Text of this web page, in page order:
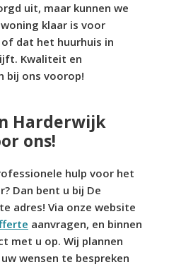
uit, maar kunnen we
klaar is voor
dat het huurhuis in
Kwaliteit en
bij ons voorop!
Harderwijk
ons!
hulp voor het
Dan bent u bij De
adres! Via onze website
aanvragen, en binnen
met u op. Wij plannen
wensen te bespreken